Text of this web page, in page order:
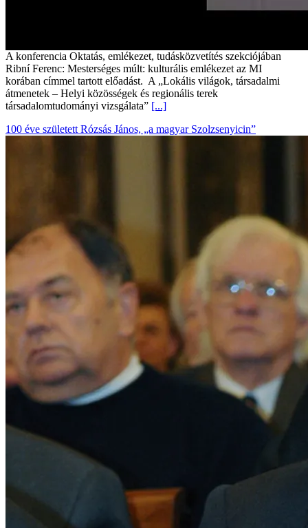
A konferencia Oktatás, emlékezet, tudásközvetítés szekciójában
Ribní Ferenc: Mesterséges múlt: kulturális emlékezet az MI
korában címmel tartott előadást. A „Lokális világok, társadalmi
átmenetek – Helyi közösségek és regionális terek
társadalomtudományi vizsgálata” [...]
100 éve született Rózsás János, „a magyar Szolzsenyicin”